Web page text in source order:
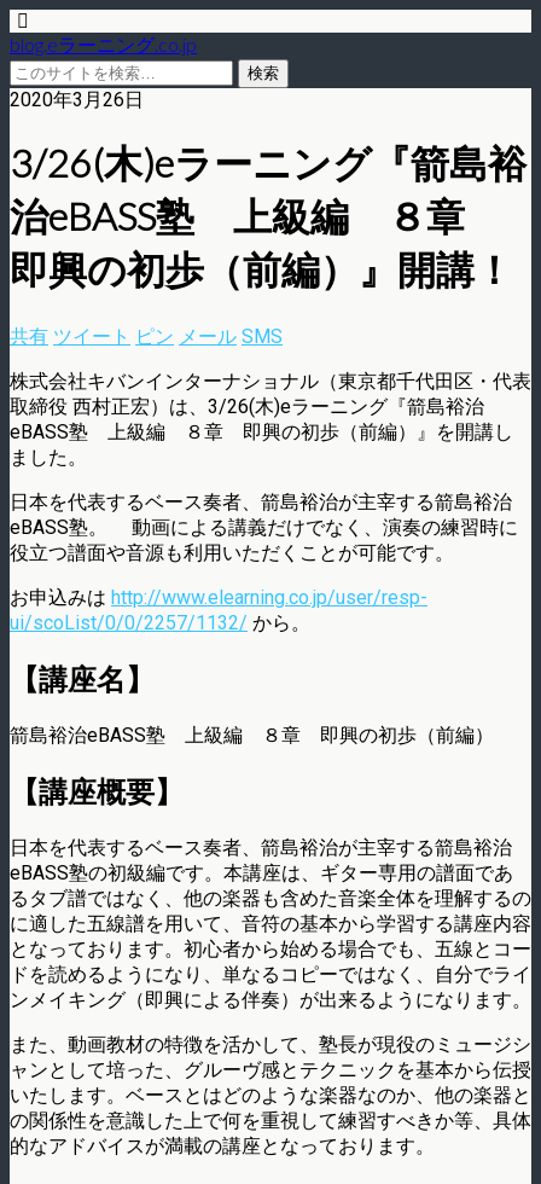
blog.eラーニング.co.jp
2020年3月26日
3/26(木)eラーニング『箭島裕
治eBASS塾 上級編 ８章
即興の初歩（前編）』開講！
共有 ツイート ピン メール SMS
株式会社キバンインターナショナル（東京都千代田区・代表
取締役 西村正宏）は、3/26(木)eラーニング『箭島裕治
eBASS塾 上級編 ８章 即興の初歩（前編）』を開講し
ました。
日本を代表するベース奏者、箭島裕治が主宰する箭島裕治
eBASS塾。 動画による講義だけでなく、演奏の練習時に
役立つ譜面や音源も利用いただくことが可能です。
お申込みは http://www.elearning.co.jp/user/resp-
ui/scoList/0/0/2257/1132/ から。
【講座名】
箭島裕治eBASS塾 上級編 ８章 即興の初歩（前編）
【講座概要】
日本を代表するベース奏者、箭島裕治が主宰する箭島裕治
eBASS塾の初級編です。本講座は、ギター専用の譜面であ
るタブ譜ではなく、他の楽器も含めた音楽全体を理解するの
に適した五線譜を用いて、音符の基本から学習する講座内容
となっております。初心者から始める場合でも、五線とコー
ドを読めるようになり、単なるコピーではなく、自分でライ
ンメイキング（即興による伴奏）が出来るようになります。
また、動画教材の特徴を活かして、塾長が現役のミュージシ
ャンとして培った、グルーヴ感とテクニックを基本から伝授
いたします。ベースとはどのような楽器なのか、他の楽器と
の関係性を意識した上で何を重視して練習すべきか等、具体
的なアドバイスが満載の講座となっております。